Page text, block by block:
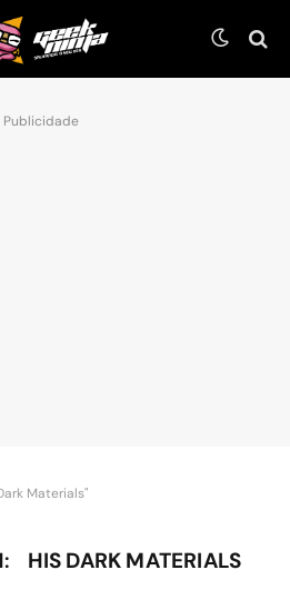
Publicidade
Materials"
HIS DARK MATERIALS